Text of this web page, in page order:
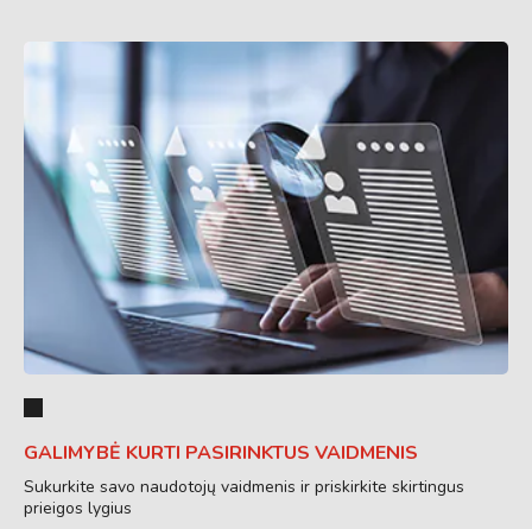
GALIMYBĖ KURTI PASIRINKTUS VAIDMENIS
Sukurkite savo naudotojų vaidmenis ir priskirkite skirtingus
prieigos lygius